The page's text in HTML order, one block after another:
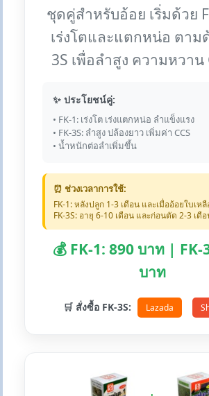
ชุดคู่สำหรับอ้อย เริ่มด้วย
เร่งโตและแตกหน่อ ตาม
3S เพื่อลำสูง ความหวาน
✨ ประโยชน์คู่:
• FK-1: เร่งโต เร่งแตกหน่อ ลำแข็งแรง
• FK-3S: ลำสูง ปล้องยาว เพิ่มค่า CCS
• น้ำหนักต่อลำเพิ่มขึ้น
⏰ ช่วงเวลาการใช้:
FK-1: หลังปลูก 1-3 เดือน และเมื่ออ้อยใบเหลื
FK-3S: อายุ 6-10 เดือน และก่อนตัด 2-3 เดื
💰 FK-1: 890 บาท | FK-
บาท
🛒 สั่งซื้อ FK-3S: Lazada